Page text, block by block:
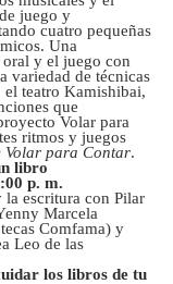
juego y
cuatro pequeñas
Una
y el juego con
variedad de técnicas
el teatro Kamishibai,
que
Volar para
ritmos y juegos
Volar para Contar.
libro
p. m.
escritura con Pilar
Marcela
Comfama) y
Leo de las
los libros de tu